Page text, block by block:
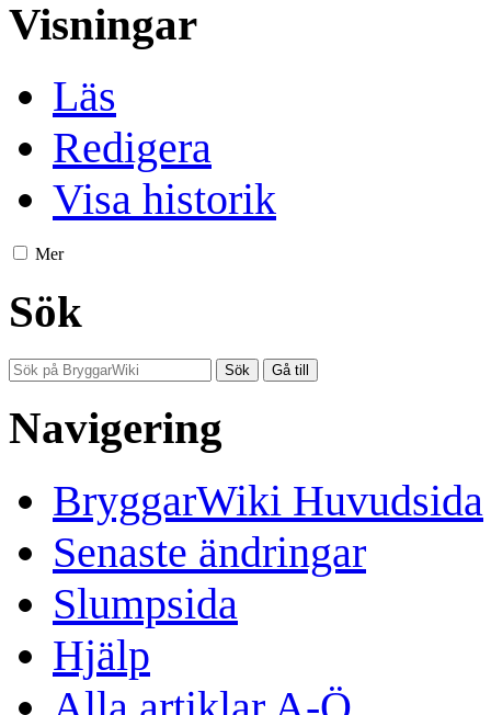
Visningar
Läs
Redigera
Visa historik
Mer
Sök
Navigering
BryggarWiki Huvudsida
Senaste ändringar
Slumpsida
Hjälp